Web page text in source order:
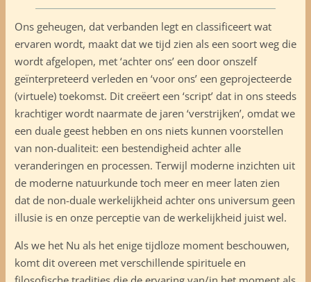
Ons geheugen, dat verbanden legt en classificeert wat
ervaren wordt, maakt dat we tijd zien als een soort weg die
wordt afgelopen, met ‘achter ons’ een door onszelf
geïnterpreteerd verleden en ‘voor ons’ een geprojecteerde
(virtuele) toekomst. Dit creëert een ‘script’ dat in ons steeds
krachtiger wordt naarmate de jaren ‘verstrijken’, omdat we
een duale geest hebben en ons niets kunnen voorstellen
van non-dualiteit: een bestendigheid achter alle
veranderingen en processen. Terwijl moderne inzichten uit
de moderne natuurkunde toch meer en meer laten zien
dat de non-duale werkelijkheid achter ons universum geen
illusie is en onze perceptie van de werkelijkheid juist wel.
Als we het Nu als het enige tijdloze moment beschouwen,
komt dit overeen met verschillende spirituele en